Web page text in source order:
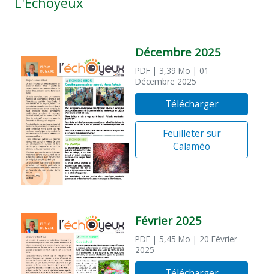
Décembre 2025
PDF | 3,39 Mo | 01
Décembre 2025
Télécharger
Feuilleter sur
Calaméo
Février 2025
PDF | 5,45 Mo | 20 Février
2025